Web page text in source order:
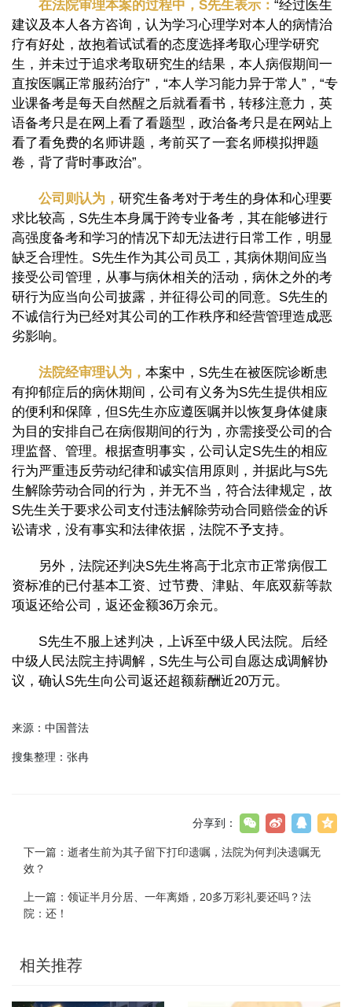
在法院审理本案的过程中，S先生表示： “经过医生
建议及本人各方咨询，认为学习心理学对本人的病情治
疗有好处，故抱着试试看的态度选择考取心理学研究
生，并未过于追求考取研究生的结果，本人病假期间一
直按医嘱正常服药治疗”，“本人学习能力异于常人”，“专
业课备考是每天自然醒之后就看看书，转移注意力，英
语备考只是在网上看了看题型，政治备考只是在网站上
看了看免费的名师讲题，考前买了一套名师模拟押题
卷，背了背时事政治”。
公司则认为， 研究生备考对于考生的身体和心理要
求比较高，S先生本身属于跨专业备考，其在能够进行
高强度备考和学习的情况下却无法进行日常工作，明显
缺乏合理性。S先生作为其公司员工，其病休期间应当
接受公司管理，从事与病休相关的活动，病休之外的考
研行为应当向公司披露，并征得公司的同意。S先生的
不诚信行为已经对其公司的工作秩序和经营管理造成恶
劣影响。
法院经审理认为， 本案中，S先生在被医院诊断患
有抑郁症后的病休期间，公司有义务为S先生提供相应
的便利和保障，但S先生亦应遵医嘱并以恢复身体健康
为目的安排自己在病假期间的行为，亦需接受公司的合
理监督、管理。根据查明事实，公司认定S先生的相应
行为严重违反劳动纪律和诚实信用原则，并据此与S先
生解除劳动合同的行为，并无不当，符合法律规定，故
S先生关于要求公司支付违法解除劳动合同赔偿金的诉
讼请求，没有事实和法律依据，法院不予支持。
另外，法院还判决S先生将高于北京市正常病假工
资标准的已付基本工资、过节费、津贴、年底双薪等款
项返还给公司，返还金额36万余元。
S先生不服上述判决，上诉至中级人民法院。后经
中级人民法院主持调解，S先生与公司自愿达成调解协
议，确认S先生向公司返还超额薪酬近20万元。
来源：中国普法
搜集整理：张冉
分享到：
下一篇： 逝者生前为其子留下打印遗嘱，法院为何判决遗嘱无
效？
上一篇： 领证半月分居、一年离婚，20多万彩礼要还吗？法
院：还！
相关推荐